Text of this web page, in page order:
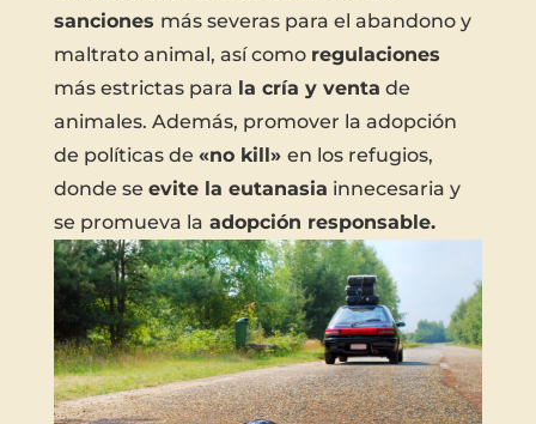
sanciones más severas para el abandono y
maltrato animal, así como regulaciones
más estrictas para la cría y venta de
animales. Además, promover la adopción
de políticas de «no kill» en los refugios,
donde se evite la eutanasia innecesaria y
se promueva la adopción responsable.